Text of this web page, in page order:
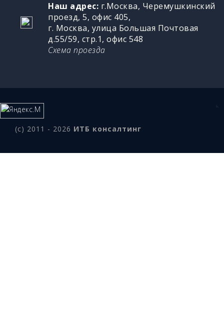
Наш адрес: г.Москва, Черемушкинский
проезд, 5, офис 405,
г. Москва, улица Большая Почтовая
д.55/59, стр.1, офис 548
Схема проезда
(c) 2011 - 2026 ИТБ консалтинг